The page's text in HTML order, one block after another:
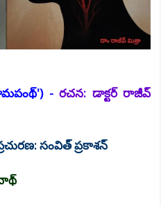
-రచన: డాక్టర్ రాజీవ్
సంవిత్ ప్రకాశన్